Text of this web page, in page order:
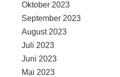
Oktober 2023
September 2023
August 2023
Juli 2023
Juni 2023
Mai 2023